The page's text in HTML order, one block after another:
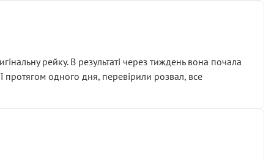
рейку. В результаті через тиждень вона почала
протягом одного дня, перевірили розвал, все